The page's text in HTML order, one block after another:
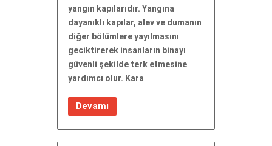
yangın kapılarıdır. Yangına
dayanıklı kapılar, alev ve dumanın
diğer bölümlere yayılmasını
geciktirerek insanların binayı
güvenli şekilde terk etmesine
yardımcı olur. Kara
Devamı